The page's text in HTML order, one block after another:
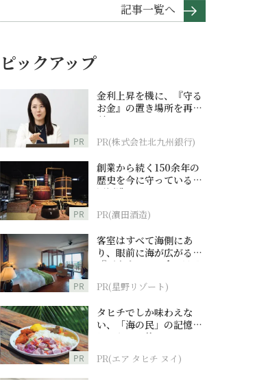
記事一覧へ
ピックアップ
PR
金利上昇を機に、『守る
お金』の置き場所を再検
討
PR(株式会社北九州銀行)
PR
創業から続く150余年の
歴史を今に守っている濵
田酒造
PR(濵田酒造)
PR
客室はすべて海側にあ
り、眼前に海が広がる
『西表島ホテル by 星野
PR(星野リゾート)
PR
タヒチでしか味わえな
い、「海の民」の記憶へ
とつながる旅
PR(エア タヒチ ヌイ)